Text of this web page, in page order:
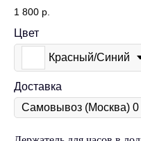
1 800 р.
Цвет
Красный/Синий
Доставка